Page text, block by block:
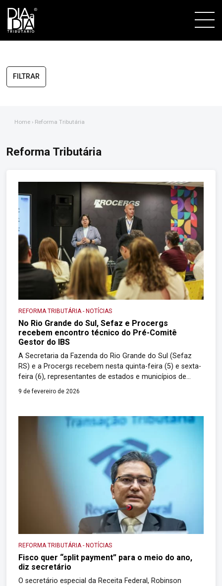
FILTRAR
Home › Reforma Tributária
Reforma Tributária
REFORMA TRIBUTÁRIA- NOTÍCIAS
No Rio Grande do Sul, Sefaz e Procergs
recebem encontro técnico do Pré-Comitê
Gestor do IBS
A Secretaria da Fazenda do Rio Grande do Sul (Sefaz
RS) e a Procergs recebem nesta quinta-feira (5) e sexta-
feira (6), representantes de estados e municípios de
todo o Brasil para um encontro técnico do Pré-Comitê
tributária ao avançar […]
9 de fevereiro de 2026
REFORMA TRIBUTÁRIA- NOTÍCIAS
Fisco quer “split payment” para o meio do ano,
diz secretário
O secretário especial da Receita Federal, Robinson